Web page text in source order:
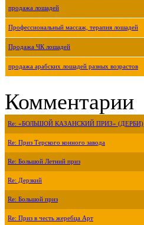
продажа лошадей
Профессиональный массаж, терапия лошадей
Продажа ЧК лошадей
продажа арабских лошадей разных возрастов
Комментарии
Re: «БОЛЬШОЙ КАЗАНСКИЙ ПРИЗ» (ДЕРБИ)
Re: Приз Терского конного завода
Re: Большой Летний приз
Re: Дерзкий
Re: Большой приз
Re: Приз в честь жеребца Арт